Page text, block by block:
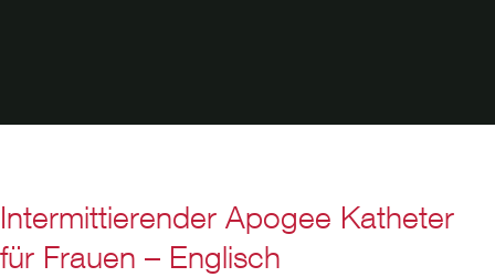
Intermittierender Apogee Katheter
für Frauen – Englisch